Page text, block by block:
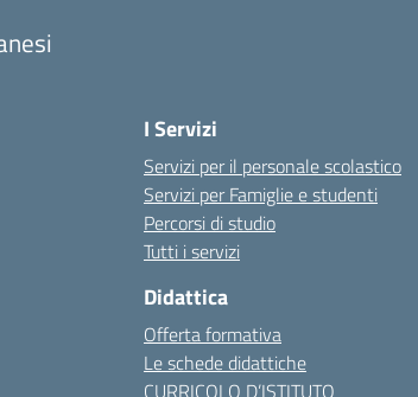
I Servizi
Servizi per il personale scolastico
Servizi per Famiglie e studenti
Percorsi di studio
Tutti i servizi
Didattica
Offerta formativa
Le schede didattiche
CURRICOLO D’ISTITUTO